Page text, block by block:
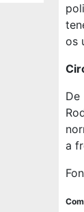
os
a